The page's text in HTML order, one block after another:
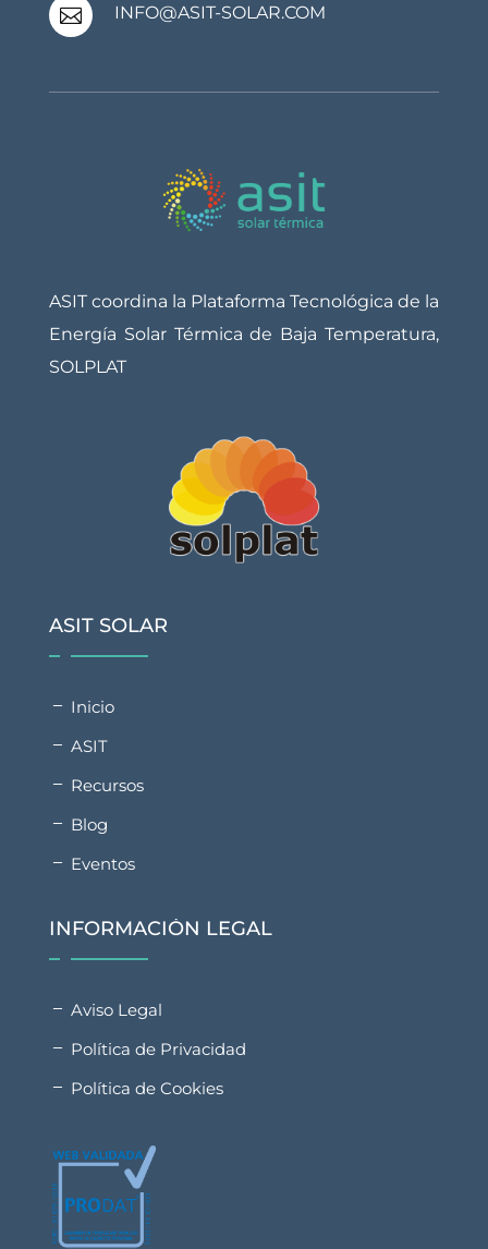
 INFO@ASIT-SOLAR.COM
ASIT coordina la Plataforma Tecnológica de la
Energía Solar Térmica de Baja Temperatura,
SOLPLAT
ASIT SOLAR
Inicio
ASIT
Recursos
Blog
Eventos
INFORMACIÓN LEGAL
Aviso Legal
Política de Privacidad
Política de Cookies